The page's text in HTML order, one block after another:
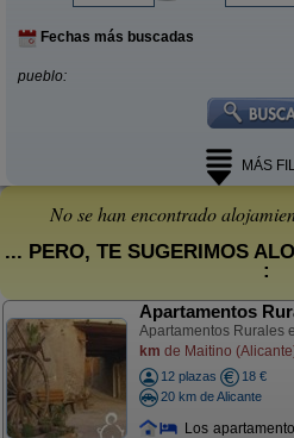
Fechas más buscadas
pueblo:
MÁS
No se han encontrado
... PERO, TE SUGERIMOS
:
Apartamentos
Apartamentos Rurales
km de Maitino
12 plazas
18 €
20 km de Alicante
Los